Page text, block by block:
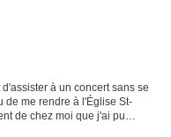
à un concert sans se
de me rendre à l'Église St-
de chez moi que j'ai pu